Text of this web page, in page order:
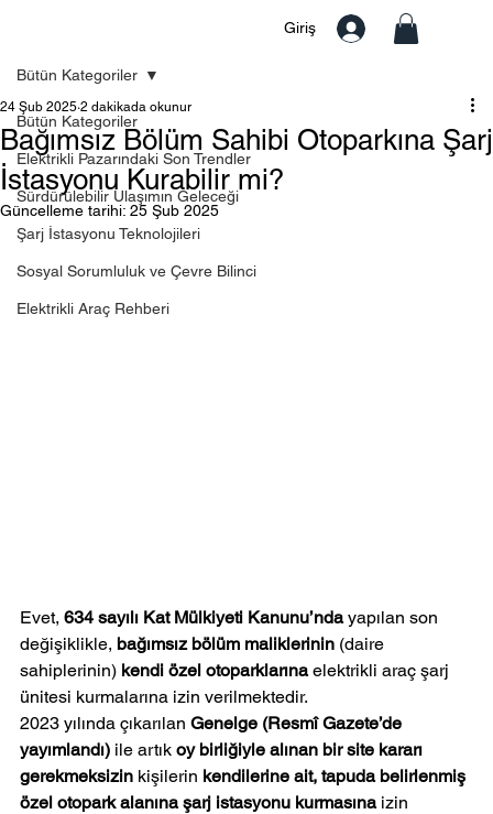
Giriş
Bütün Kategoriler
Elektrikli Pazarındaki Son Trendler
Sürdürülebilir Ulaşımın Geleceği
Şarj İstasyonu Teknolojileri
Sosyal Sorumluluk ve Çevre Bilinci
Elektrikli Araç Rehberi
Bütün Kategoriler
Bağımsız Bölüm Sahibi Otoparkına Şarj
İstasyonu Kurabilir mi?
24 Şub 2025 2 dakikada okunur
Güncelleme tarihi: 25 Şub 2025
Evet, 634 sayılı Kat Mülkiyeti Kanunu’nda yapılan son
değişiklikle, bağımsız bölüm maliklerinin (daire
sahiplerinin) kendi özel otoparklarına elektrikli araç şarj
ünitesi kurmalarına izin verilmektedir.
2023 yılında çıkarılan Genelge (Resmî Gazete’de
yayımlandı) ile artık oy birliğiyle alınan bir site kararı
gerekmeksizin kişilerin kendilerine ait, tapuda belirlenmiş
özel otopark alanına şarj istasyonu kurmasına izin